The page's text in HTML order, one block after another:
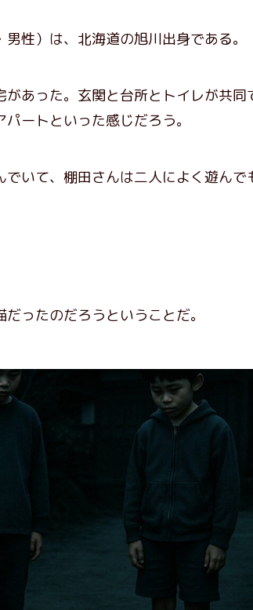
性）は、北海道の旭川出身である。
あった。玄関と台所とトイレが共
ートといった感じだろう。
いて、棚田さんは二人によく遊ん
ったのだろうということだ。